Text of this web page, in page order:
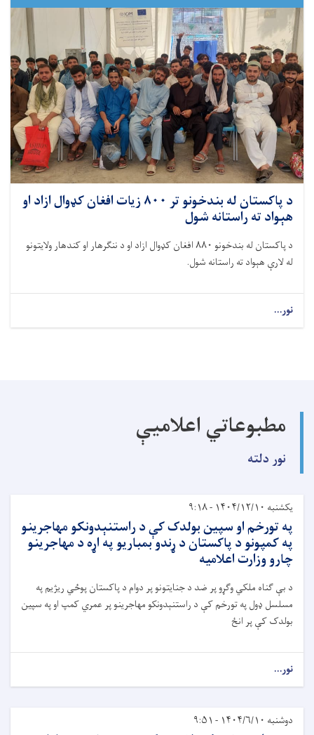
د پاکستان له بندخونو تر ۸۰۰ زیات افغان کډوال ازاد او
هېواد ته راستانه شول
د پاکستان له بندخونو ۸۸۰ افغان کډوال ازاد او د ننګرهار او کندهار ولایتونو
له لارې هېواد ته راستانه شول.
نور...
مطبوعاتي اعلامیې
نور دلته
یکشنبه ۱۴۰۴/۱۲/۱۰ - ۹:۱۸
په تورخم او سپین بولدک کې د راستنېدونکو مهاجرینو
په کمپونو د پاکستان د ړندو بمباریو په اړه د مهاجرینو
چارو وزارت اعلامیه
د بې ګناه ملکي وګړو پر ضد د جنایتونو پر دوام د پاکستان پوځي ریژیم په
مسلسل ډول په تورخم کې د راستنېدونکو مهاجرینو پر عمري کمپ او په سپین
بولدک کې پر انځ
نور...
دوشنبه ۱۴۰۴/۶/۱۰ - ۹:۵۱